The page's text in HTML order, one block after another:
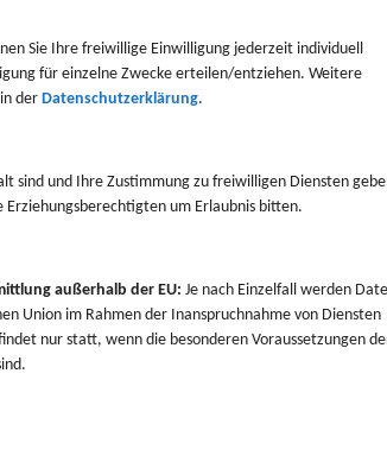
Sie Ihre freiwillige Einwilligung jederzeit individuell
für einzelne Zwecke erteilen/entziehen. Weitere
derDatenschutzerklärung.
sind und Ihre Zustimmung zu freiwilligen Diensten
Erziehungsberechtigten um Erlaubnis bitten.
außerhalb der EU: Je nach Einzelfall werden
Union im Rahmen der Inanspruchnahme von Diensten
nur statt, wenn die besonderen Voraussetzungen